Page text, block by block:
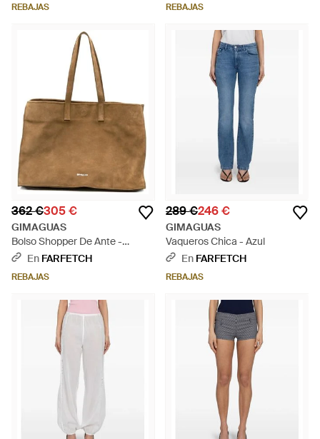
REBAJAS REBAJAS
362 €305 €
GIMAGUAS
Bolso Shopper De Ante -
Neutro
En FARFETCH
REBAJAS
289 €246 €
GIMAGUAS
Vaqueros Chica - Azul
En FARFETCH
REBAJAS